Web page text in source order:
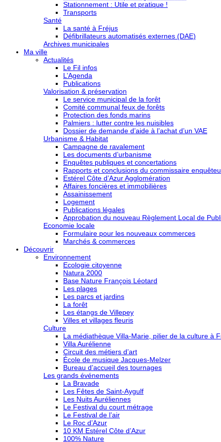
Stationnement : Utile et pratique !
Transports
Santé
La santé à Fréjus
Défibrillateurs automatisés externes (DAE)
Archives municipales
Ma ville
Actualités
Le Fil infos
L’Agenda
Publications
Valorisation & préservation
Le service municipal de la forêt
Comité communal feux de forêts
Protection des fonds marins
Palmiers : lutter contre les nuisibles
Dossier de demande d’aide à l’achat d’un VAE
Urbanisme & Habitat
Campagne de ravalement
Les documents d’urbanisme
Enquêtes publiques et concertations
Rapports et conclusions du commissaire
Estérel Côte d’Azur Agglomération
Affaires foncières et immobilières
Assainissement
Logement
Publications légales
Approbation du nouveau Règlement Local de
Economie locale
Formulaire pour les nouveaux commerces
Marchés & commerces
Découvrir
Environnement
Ecologie citoyenne
Natura 2000
Base Nature François Léotard
Les plages
Les parcs et jardins
La forêt
Les étangs de Villepey
Villes et villages fleuris
Culture
La médiathèque Villa-Marie, pilier de la culture à
Villa Aurélienne
Circuit des métiers d’art
École de musique Jacques-Melzer
Bureau d’accueil des tournages
Les grands événements
La Bravade
Les Fêtes de Saint-Aygulf
Les Nuits Auréliennes
Le Festival du court métrage
Le Festival de l’air
Le Roc d’Azur
10 KM Estérel Côte d’Azur
100% Nature